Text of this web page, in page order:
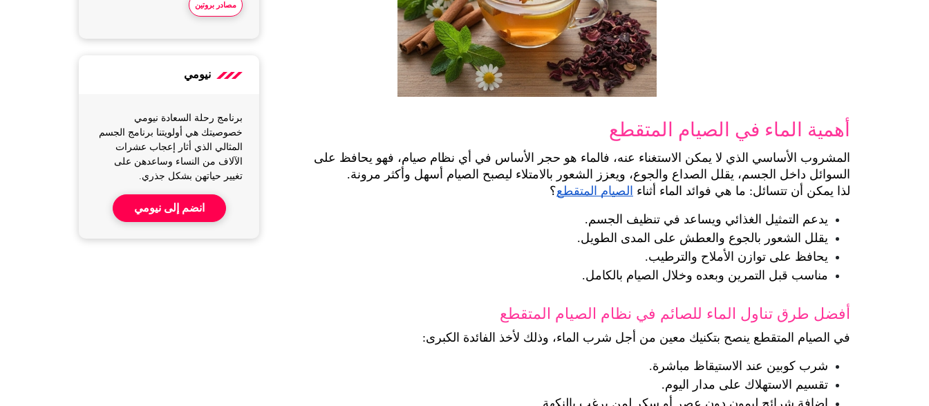
أهمية الماء في الصيام المتقطع
السوائل داخل الجسم، يقلل الصداع والجوع، ويعزز الشعور بالامتلاء ليصبح الصيام أسهل وأكثر مرونة.
لذا يمكن أن تتسائل: ما هي فوائد الماء أثناء الصيام المتقطع؟
يدعم التمثيل الغذائي ويساعد في تنظيف الجسم.
يقلل الشعور بالجوع والعطش على المدى الطويل.
يحافظ على توازن الأملاح والترطيب.
مناسب قبل التمرين وبعده وخلال الصيام بالكامل.
أفضل طرق تناول الماء للصائم في نظام الصيام المتقطع
في الصيام المتقطع ينصح بتكنيك معين من أجل شرب الماء، وذلك لأخذ الفائدة الكبرى:
شرب كوبين عند الاستيقاظ مباشرة.
تقسيم الاستهلاك على مدار اليوم.
إضافة شرائح ليمون دون عصر أو سكر لمن يرغب بالنكهة.
مصادر بروتين
نيومي
برنامج رحلة السعادة نيومي
خصوصيتك هي أولويتنا برنامج الجسم
المثالي الذي أثار إعجاب عشرات
الآلاف من النساء وساعدهن على
تغيير حياتهن بشكل جذري.
انضم إلى نيومي